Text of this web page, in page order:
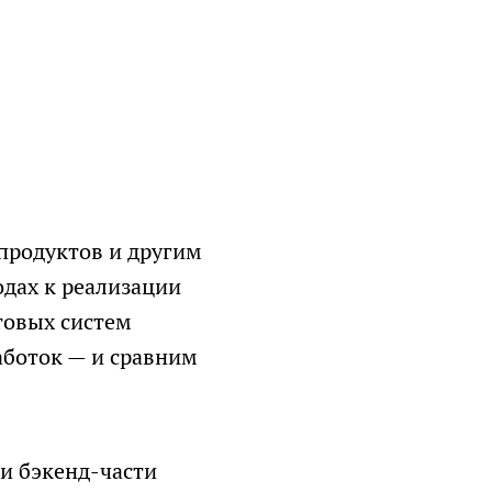
и другим
к реализации
систем
— и сравним
бэкенд-части
с